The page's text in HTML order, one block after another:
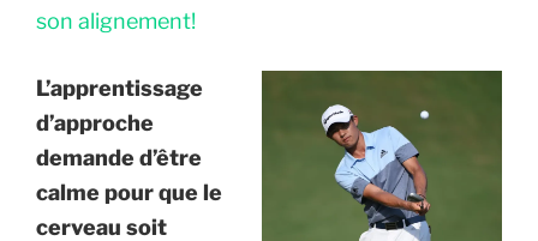
son alignement!
L’apprentissage
d’approche
demande d’être
calme pour que le
cerveau soit